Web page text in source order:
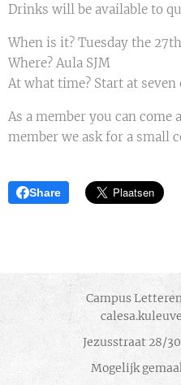
Drinks will be available to
When is it? Tuesday the
Where? Aula SJM
At what time? Start at
As a member you can come
member we ask for a small
Share
Campus
Jezusstraat 28/
Mogelijk